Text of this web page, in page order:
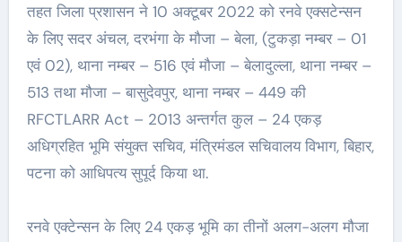
तहत जिला प्रशासन ने 10 अक्टूबर 2022 को रनवे एक्सटेन्सन
के लिए सदर अंचल, दरभंगा के मौजा – बेला, (टुकड़ा नम्बर – 01
एवं 02), थाना नम्बर – 516 एवं मौजा – बेलादुल्ला, थाना नम्बर –
513 तथा मौजा – बासुदेवपुर, थाना नम्बर – 449 की
RFCTLARR Act – 2013 अन्तर्गत कुल – 24 एकड़
अधिग्रहित भूमि संयुक्त सचिव, मंत्रिमंडल सचिवालय विभाग, बिहार,
पटना को आधिपत्य सुपूर्द किया था.
रनवे एक्टेन्सन के लिए 24 एकड़ भूमि का तीनों अलग-अलग मौजा